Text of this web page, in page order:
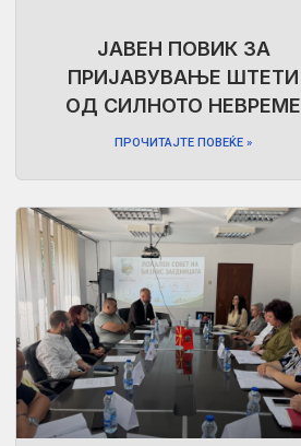
ЈАВЕН ПОВИК ЗА
ПРИЈАВУВАЊЕ ШТЕТИ
ОД СИЛНОТО НЕВРЕМЕ
ПРОЧИТАЈТЕ ПОВЕЌЕ »